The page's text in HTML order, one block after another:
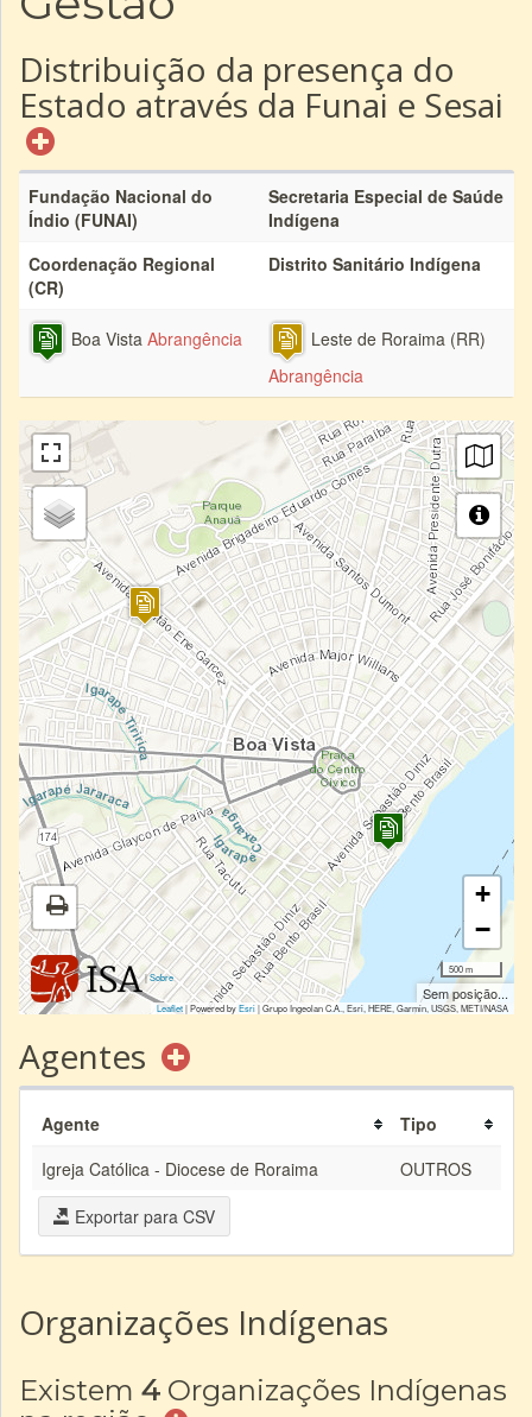
Distribuição da presença do
Estado através da Funai e Sesai
Fundação Nacional do
Índio (FUNAI)
Secretaria Especial de Saúde
Indígena
Coordenação Regional
(CR)
Distrito Sanitário Indígena
Boa Vista Abrangência
Leste de Roraima (RR)
Abrangência
|Sobre
+
−
500 m
Sem posição...
Leaflet| Powered byEsri|Grupo Ingeolan C.A., Esri, HERE, Garmin, USGS, METI/NASA
Agentes
Agente
Tipo
Igreja Católica - Diocese de Roraima
OUTROS
Exportar para CSV
Organizações Indígenas
Existem 4 Organizações Indígenas